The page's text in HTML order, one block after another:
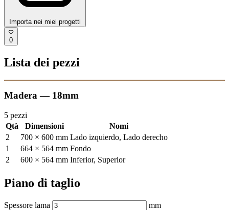
Importa nei miei progetti
0
Lista dei pezzi
Madera — 18mm
5 pezzi
Qtà
Dimensioni
Nomi
2
700 × 600 mm Lado izquierdo, Lado derecho
1
664 × 564 mm Fondo
2
600 × 564 mm Inferior, Superior
Piano di taglio
Spessore lama
mm